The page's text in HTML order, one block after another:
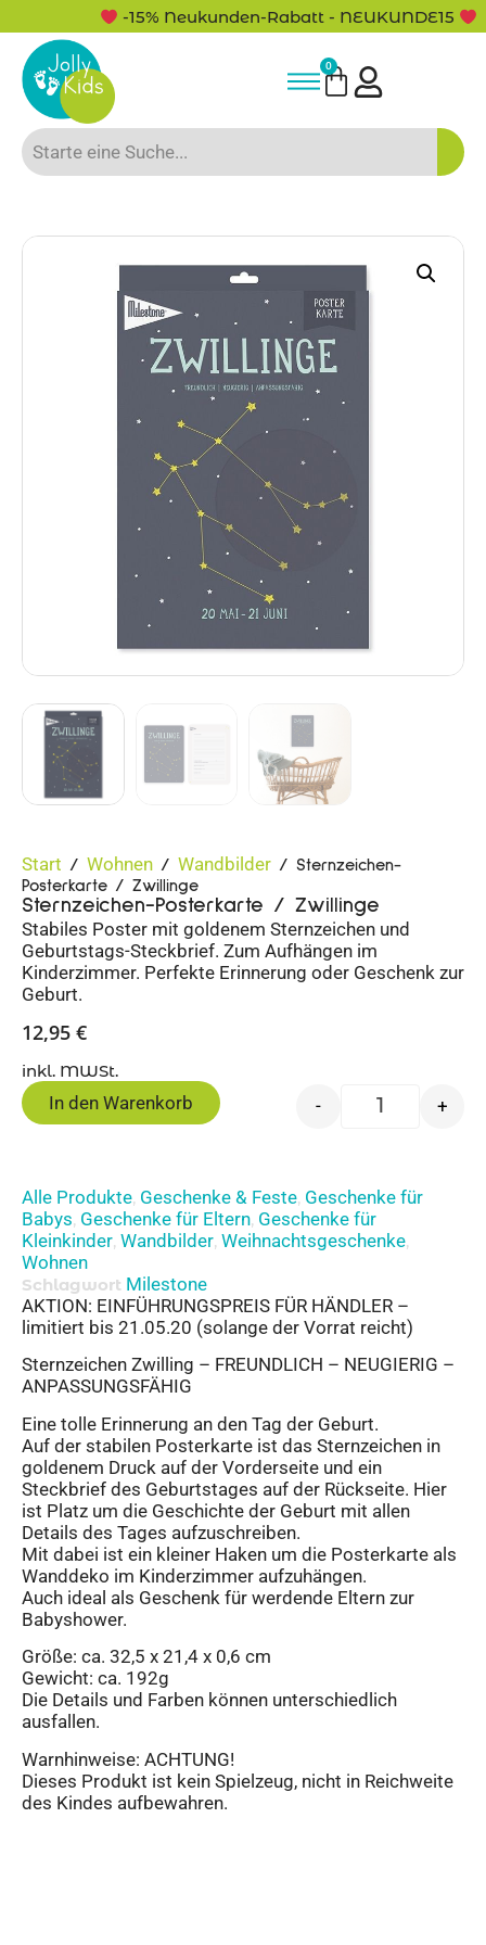
-15% Neukunden-Rabatt - NEUKUNDE15
0
Start / Wohnen / Wandbilder / Sternzeichen-
Posterkarte / Zwillinge
Sternzeichen-Posterkarte / Zwillinge
Stabiles Poster mit goldenem Sternzeichen und
Geburtstags-Steckbrief. Zum Aufhängen im
Kinderzimmer. Perfekte Erinnerung oder Geschenk zur
Geburt.
12,95 €
inkl. MWSt.
- +
In den Warenkorb
Alle Produkte, Geschenke & Feste, Geschenke für
Babys, Geschenke für Eltern, Geschenke für
Kleinkinder, Wandbilder, Weihnachtsgeschenke,
Wohnen
Schlagwort Milestone
AKTION: EINFÜHRUNGSPREIS FÜR HÄNDLER –
limitiert bis 21.05.20 (solange der Vorrat reicht)
Sternzeichen Zwilling – FREUNDLICH – NEUGIERIG –
ANPASSUNGSFÄHIG
Eine tolle Erinnerung an den Tag der Geburt.
Auf der stabilen Posterkarte ist das Sternzeichen in
goldenem Druck auf der Vorderseite und ein
Steckbrief des Geburtstages auf der Rückseite. Hier
ist Platz um die Geschichte der Geburt mit allen
Details des Tages aufzuschreiben.
Mit dabei ist ein kleiner Haken um die Posterkarte als
Wanddeko im Kinderzimmer aufzuhängen.
Auch ideal als Geschenk für werdende Eltern zur
Babyshower.
Größe: ca. 32,5 x 21,4 x 0,6 cm
Gewicht: ca. 192g
Die Details und Farben können unterschiedlich
ausfallen.
Warnhinweise: ACHTUNG!
Dieses Produkt ist kein Spielzeug, nicht in Reichweite
des Kindes aufbewahren.